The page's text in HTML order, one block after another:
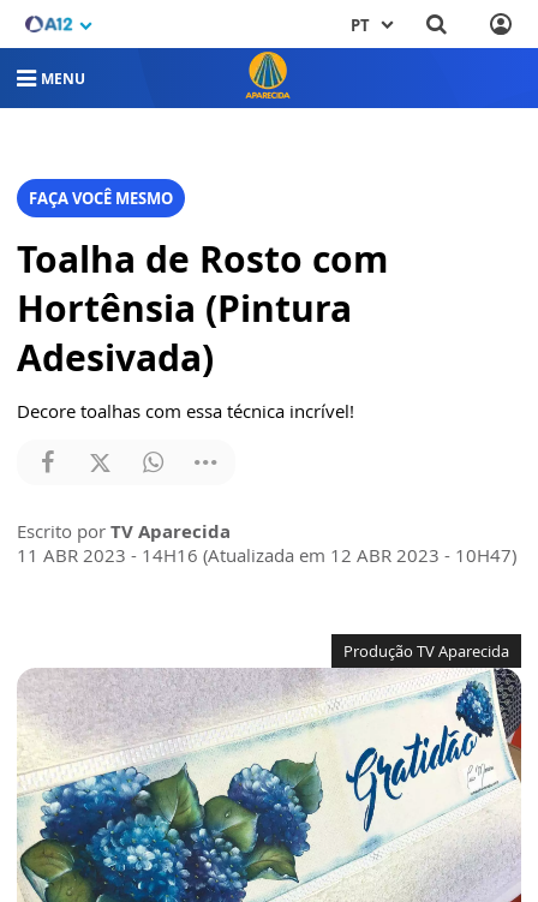
PT
MENU
FAÇA VOCÊ MESMO
Toalha de Rosto com
Hortênsia (Pintura
Adesivada)
Decore toalhas com essa técnica incrível!
Escrito por TV Aparecida
11 ABR 2023 - 14H16 (Atualizada em 12 ABR 2023 - 10H47)
Produção TV Aparecida